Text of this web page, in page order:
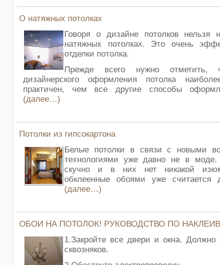
О натяжных потолках
Говоря о дизайне потолков нельзя
натяжных потолках. Это очень
отделки потолка.
Прежде всего нужно отметить,
дизайнерского оформления потолка
практичен, чем все другие способы
(далее…)
Потолки из гипсокартона
Белые потолки в связи с новыми
технологиями уже давно не в
скучно и в них нет никакой
обклеенные обоями уже считается
(далее…)
ОБОИ НА ПОТОЛОК! РУКОВОДСТВО ПО
1.Закройте все двери и окна.
сквозняков.